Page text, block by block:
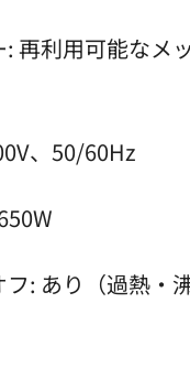
: 再利用可能なメ
、50/60Hz
フ: あり（過熱・